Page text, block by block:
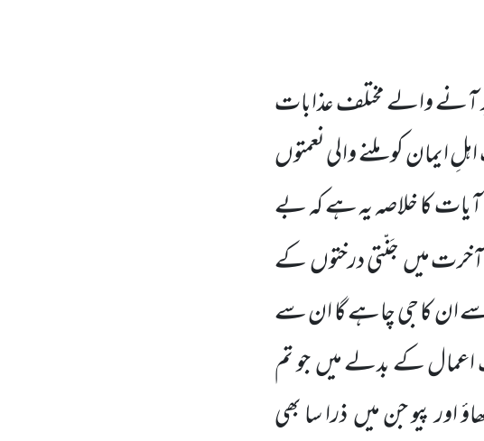
آنے والے مختلف عذابات
کو ملنے والی نعمتوں
آیات کا خلاصہ یہ ہے کہ بے
میںجَنّتی درختوںکے
ان کا جی چاہے گا ان سے
اعمال کے بدلے میںجو تم
اور پیو جن میںذرا سا بھی